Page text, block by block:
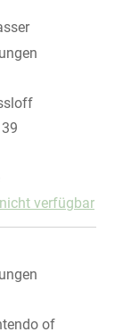
nicht verfügbar
Details
Download von
of